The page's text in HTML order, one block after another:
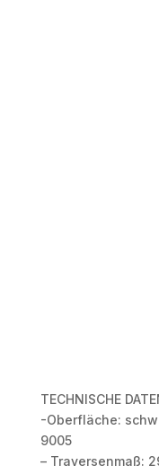
TECHNISCHE
-Oberfläche:
9005
– Traversenmaß: